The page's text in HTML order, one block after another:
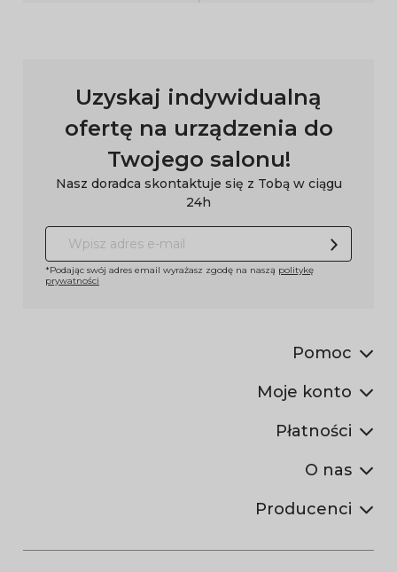
Uzyskaj indywidualną
ofertę na urządzenia do
Twojego salonu!
Nasz doradca skontaktuje się z Tobą w ciągu
24h
*Podając swój adres email wyrażasz zgodę na naszą politykę
prywatności
Pomoc
Moje konto
Płatności
O nas
Producenci